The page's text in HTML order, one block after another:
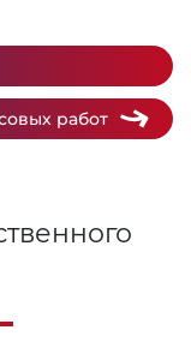
работ